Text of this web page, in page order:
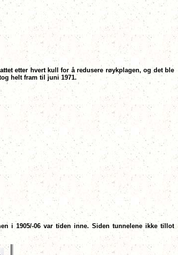
etter hvert kull for å redusere røykplagen, og det ble
helt fram til juni 1971.
i 1905/-06 var tiden inne. Siden tunnelene ikke tillot